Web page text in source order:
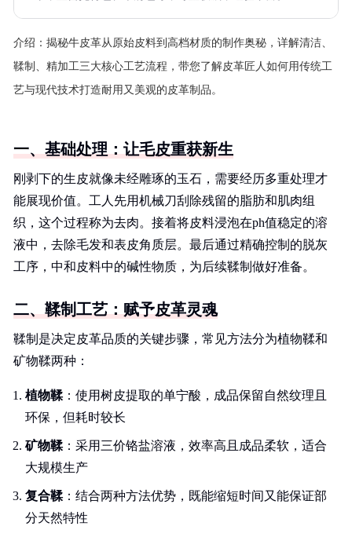
介绍： 揭秘牛皮革从原始皮料到高档材质的制作奥秘，详解清洁、
鞣制、精加工三大核心工艺流程，带您了解皮革匠人如何用传统工
艺与现代技术打造耐用又美观的皮革制品。
一、基础处理：让毛皮重获新生
刚剥下的生皮就像未经雕琢的玉石，需要经历多重处理才
能展现价值。工人先用机械刀刮除残留的脂肪和肌肉组
织，这个过程称为去肉。接着将皮料浸泡在ph值稳定的溶
液中，去除毛发和表皮角质层。最后通过精确控制的脱灰
工序，中和皮料中的碱性物质，为后续鞣制做好准备。
二、鞣制工艺：赋予皮革灵魂
鞣制是决定皮革品质的关键步骤，常见方法分为植物鞣和
矿物鞣两种：
植物鞣：使用树皮提取的单宁酸，成品保留自然纹理且
环保，但耗时较长
矿物鞣：采用三价铬盐溶液，效率高且成品柔软，适合
大规模生产
复合鞣：结合两种方法优势，既能缩短时间又能保证部
分天然特性